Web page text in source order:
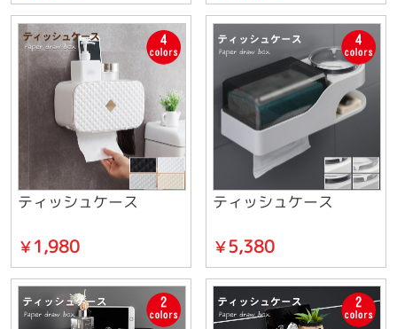
ティッシュケース
￥1,980
ティッシュケース
￥5,380